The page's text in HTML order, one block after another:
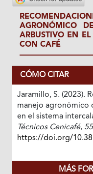
AGRONÓMICO
ARBUSTIVO EN
CON CAFÉ
CÓMO CITAR
Jaramillo, S. (2023).
manejo agronómico
en el sistema
Técnicos Cenicafé,
https://doi.org/
MÁS